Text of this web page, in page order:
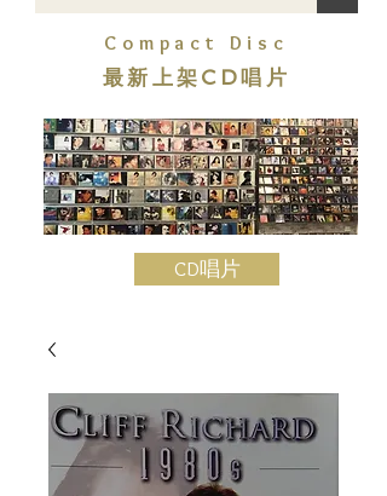
Compact Disc
最新上架CD唱片
CD唱片